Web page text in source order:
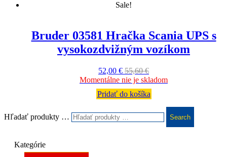
Sale!
Bruder 03581 Hračka Scania UPS s
vysokozdvižným vozíkom
52,00 € 55,60€
Momentálne nie je skladom
Pridať do košíka
Hľadať produkty … Search
Kategórie